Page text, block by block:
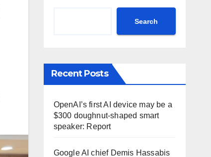
Search
Recent Posts
OpenAI’s first AI device may be a
$300 doughnut-shaped smart
speaker: Report
Google AI chief Demis Hassabis